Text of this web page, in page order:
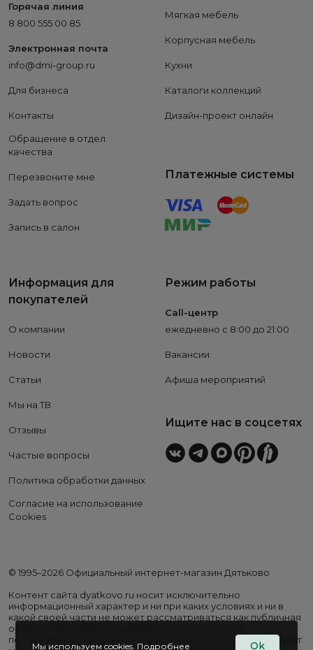
Горячая линия
8 800 555 00 85
Электронная почта
info@dmi-group.ru
Для бизнеса
Контакты
Обращение в отдел
качества
Перезвоните мне
Задать вопрос
Запись в салон
Мягкая мебель
Корпусная мебель
Кухни
Каталоги коллекций
Дизайн-проект онлайн
Платежные системы
Информация для
покупателей
О компании
Новости
Статьи
Мы на ТВ
Отзывы
Частые вопросы
Политика обработки данных
Согласие на использование
Cookies
Режим работы
Call-центр
ежедневно с 8:00 до 21:00
Вакансии
Афиша мероприятий
Ищите нас в соцсетях
© 1995–2026 Официальный интернет-магазин Дятьково
Контент сайта dyatkovo.ru носит исключительно
информационный характер и ни при каких условиях и ни в
какой своей части не может рассматриваться как публичная
оферта. Внешний вид, комплектация и стоимость
поставляемой продукции, а также перечень сервисных услуг
Мы используем cookies. Подробнее Ok